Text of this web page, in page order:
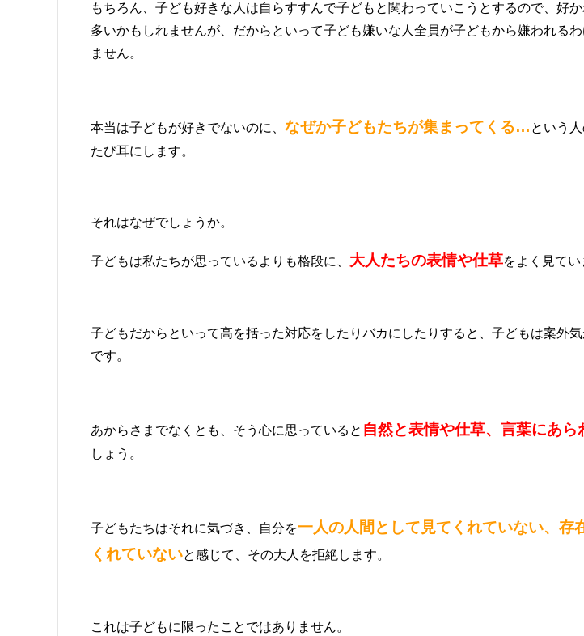
もちろん、子ども好きな人は自らすすんで子どもと関わっていこうとするので、好
多いかもしれませんが、だからといって子ども嫌いな人全員が子どもから嫌われるわ
ません。
本当は子どもが好きでないのに、 なぜか子どもたちが集まってくる… という
たび耳にします。
それはなぜでしょうか。
子どもは私たちが思っているよりも格段に、 大人たちの表情や仕草をよく見てい
子どもだからといって高を括った対応をしたりバカにしたりすると、子どもは案外
です。
あからさまでなくとも、そう心に思っていると 自然と表情や仕草、言葉にあら
しょう。
子どもたちはそれに気づき、自分を一人の人間として見てくれていない、存
くれていないと感じて、その大人を拒絶します。
これは子どもに限ったことではありません。